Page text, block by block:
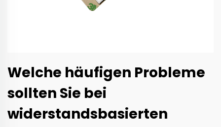
Welche häufigen Probleme
sollten Sie bei
widerstandsbasierten